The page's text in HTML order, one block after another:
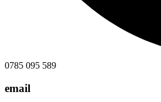
0785 095 589
email